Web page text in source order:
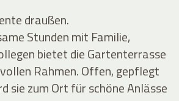
draußen.
Stunden mit Familie,
bietet die Gartenterrasse
Rahmen. Offen, gepflegt
sie zum Ort für schöne Anlässe